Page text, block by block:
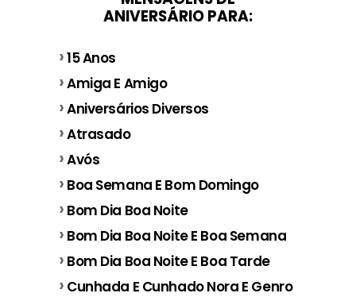
ANIVERSÁRIO PARA:
15 Anos
Amiga E Amigo
Aniversários Diversos
Atrasado
Avós
Boa Semana E Bom Domingo
Bom Dia Boa Noite
Bom Dia Boa Noite E Boa Semana
Bom Dia Boa Noite E Boa Tarde
Cunhada E Cunhado Nora E Genro